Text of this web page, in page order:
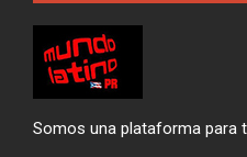
Somos una plataforma para